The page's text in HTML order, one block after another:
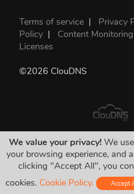
Terms of service | Privacy
Policy | Content
Licenses
©2026 ClouDNS
表示されている値段が全部
税金を含んでいます。隠さ
切有りませ
We value your privacy! We
your browsing experience, and
clicking "Accept All", you
cookies. Cookie Policy. Accept